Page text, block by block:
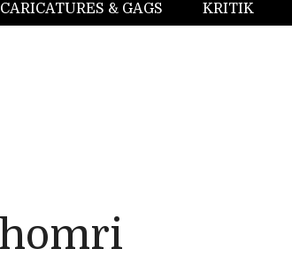
CARICATURES & GAGS KRITIK